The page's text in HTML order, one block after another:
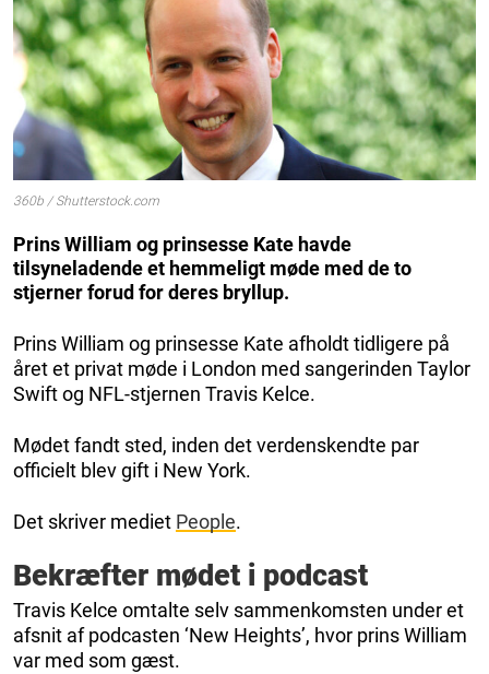
360b / Shutterstock.com
Prins William og prinsesse Kate havde
tilsyneladende et hemmeligt møde med de to
stjerner forud for deres bryllup.
Prins William og prinsesse Kate afholdt tidligere på
året et privat møde i London med sangerinden Taylor
Swift og NFL-stjernen Travis Kelce.
Mødet fandt sted, inden det verdenskendte par
officielt blev gift i New York.
Det skriver mediet People.
Bekræfter mødet i podcast
Travis Kelce omtalte selv sammenkomsten under et
afsnit af podcasten ‘New Heights’, hvor prins William
var med som gæst.